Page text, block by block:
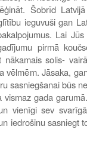
Šobrīd
ieguvuši gan
Lai
pirmā
solis-
vēlmēm. Jāsaka,
sasniegšanai būs
gada
vienīgi sev
iedrošinu sasniegt